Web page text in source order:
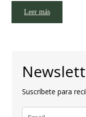
Leer más
Suscríbete para